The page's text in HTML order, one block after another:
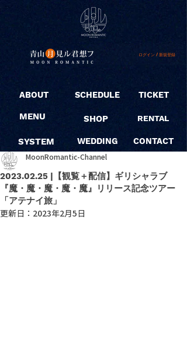
ログイン / 新規登録
ABOUT
MENU
SYSTEM
SCHEDULE
SHOP
WEDDING
TICKET
RENTAL
CONTACT
2023.02.25 |【観覧＋配信】ギリシャラブ
『魔・魔・魔・魔・魔』リリース記念ツアー
「アテナイ旅」
MoonRomantic-Channel
更新日： 2023年2月5日